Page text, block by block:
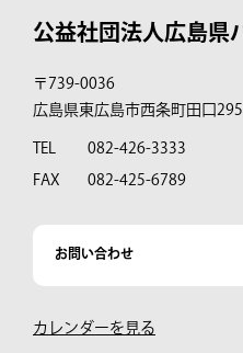
公益社団法人広島県
〒739-0036
広島県東広島市西条町田口
TEL
082-426-3333
FAX
082-425-6789
お問い合わせ
カレンダーを見る